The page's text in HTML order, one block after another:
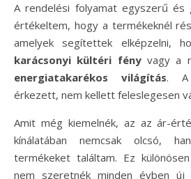
A rendelési folyamat egyszerű és
értékeltem, hogy a termékeknél
amelyek segítettek elképzelni,
karácsonyi kültéri fényvagy a
energiatakarékos világítás. A
érkezett, nem kellett feleslegesen
Amit még kiemelnék, az az ár-
kínálatában nemcsak olcsó,
termékeket találtam. Ez
nem szeretnék minden évben új